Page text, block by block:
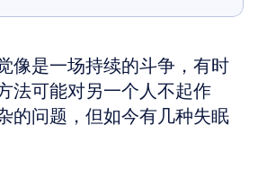
像是一场持续的斗争，有时
法可能对另一个人不起作
的问题，但如今有几种失眠